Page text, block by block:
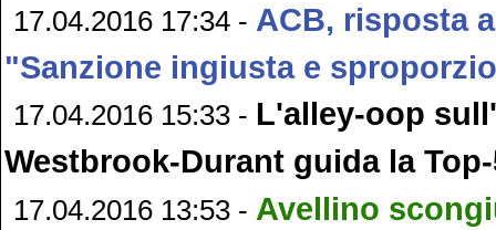
17.04.2016 17:34 - ACB, risposta
"Sanzione ingiusta e
17.04.2016 15:33 - L'alley-oop
Westbrook-Durant guida la
17.04.2016 13:53 - Avellino